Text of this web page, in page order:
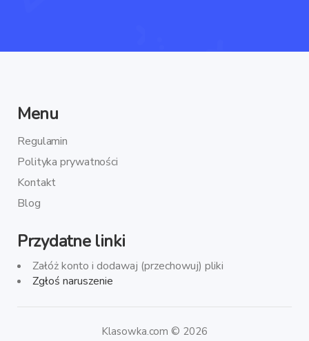
Menu
Regulamin
Polityka prywatności
Kontakt
Blog
Przydatne linki
Załóż konto i dodawaj (przechowuj) pliki
Zgłoś naruszenie
Klasowka.com © 2026